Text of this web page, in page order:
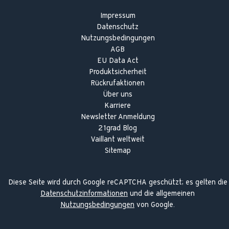
Impressum
Datenschutz
Nutzungsbedingungen
AGB
EU Data Act
Produktsicherheit
Rückrufaktionen
Über uns
Karriere
Newsletter Anmeldung
21grad Blog
Vaillant weltweit
Sitemap
Diese Seite wird durch Google reCAPTCHA geschützt; es gelten die
Datenschutzinformationen und die allgemeinen
Nutzungsbedingungen von Google.